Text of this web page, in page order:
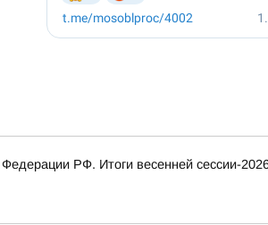
РФ. Итоги весенней сессии-